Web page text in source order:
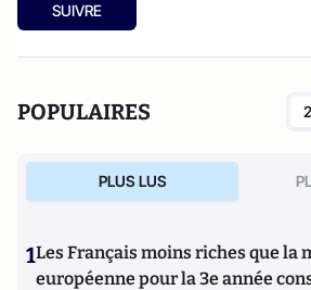
SUIVRE
POPULAIRES
PLUS LUS
1Les Français moins riches que la
européenne pour la 3e année